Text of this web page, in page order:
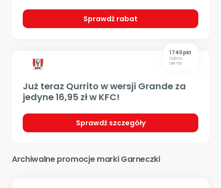
Sprawdź rabat
1 740 pkt
Dobra
oferta
Już teraz Qurrito w wersji Grande za
jedyne 16,95 zł w KFC!
Sprawdź szczegóły
Archiwalne promocje marki Garneczki